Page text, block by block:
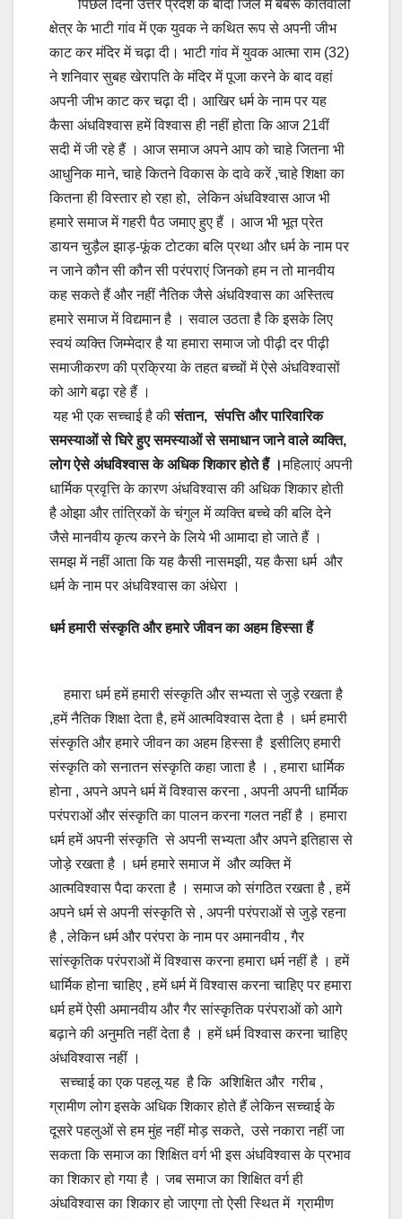
पिछले दिनों उत्तर प्रदेश के बांदा जिले में बबेरू कोतवाली
क्षेत्र के भाटी गांव में एक युवक ने कथित रूप से अपनी जीभ
काट कर मंदिर में चढ़ा दी। भाटी गांव में युवक आत्मा राम (32)
ने शनिवार सुबह खेरापति के मंदिर में पूजा करने के बाद वहां
अपनी जीभ काट कर चढ़ा दी। आखिर धर्म के नाम पर यह
कैसा अंधविश्वास हमें विश्वास ही नहीं होता कि आज 21वीं
सदी में जी रहे हैं । आज समाज अपने आप को चाहे जितना भी
आधुनिक माने, चाहे कितने विकास के दावे करें ,चाहे शिक्षा का
कितना ही विस्तार हो रहा हो, लेकिन अंधविश्वास आज भी
हमारे समाज में गहरी पैठ जमाए हुए हैं । आज भी भूत प्रेत
डायन चुड़ैल झाड़-फूंक टोटका बलि प्रथा और धर्म के नाम पर
न जाने कौन सी कौन सी परंपराएं जिनको हम न तो मानवीय
कह सकते हैं और नहीं नैतिक जैसे अंधविश्वास का अस्तित्व
हमारे समाज में विद्यमान है । सवाल उठता है कि इसके लिए
स्वयं व्यक्ति जिम्मेदार है या हमारा समाज जो पीढ़ी दर पीढ़ी
समाजीकरण की प्रक्रिया के तहत बच्चों में ऐसे अंधविश्वासों
को आगे बढ़ा रहे हैं ।
यह भी एक सच्चाई है कीसंतान, संपत्ति और पारिवारिक
समस्याओं से घिरे हुए समस्याओं से समाधान जाने वाले व्यक्ति,
लोग ऐसे अंधविश्वास के अधिक शिकार होते हैं ।महिलाएं अपनी
धार्मिक प्रवृत्ति के कारण अंधविश्वास की अधिक शिकार होती
है ओझा और तांत्रिकों के चंगुल में व्यक्ति बच्चे की बलि देने
जैसे मानवीय कृत्य करने के लिये भी आमादा हो जाते हैं ।
समझ में नहीं आता कि यह कैसी नासमझी, यह कैसा धर्म और
धर्म के नाम पर अंधविश्वास का अंधेरा ।
धर्म हमारी संस्कृति और हमारे जीवन का अहम हिस्सा हैं
हमारा धर्म हमें हमारी संस्कृति और सभ्यता से जुड़े रखता है
,हमें नैतिक शिक्षा देता है, हमें आत्मविश्वास देता है । धर्म हमारी
संस्कृति और हमारे जीवन का अहम हिस्सा है इसीलिए हमारी
संस्कृति को सनातन संस्कृति कहा जाता है । , हमारा धार्मिक
होना , अपने अपने धर्म में विश्वास करना , अपनी अपनी धार्मिक
परंपराओं और संस्कृति का पालन करना गलत नहीं है । हमारा
धर्म हमें अपनी संस्कृति से अपनी सभ्यता और अपने इतिहास से
जोड़े रखता है । धर्म हमारे समाज में और व्यक्ति में
आत्मविश्वास पैदा करता है । समाज को संगठित रखता है , हमें
अपने धर्म से अपनी संस्कृति से , अपनी परंपराओं से जुड़े रहना
है , लेकिन धर्म और परंपरा के नाम पर अमानवीय , गैर
सांस्कृतिक परंपराओं में विश्वास करना हमारा धर्म नहीं है । हमें
धार्मिक होना चाहिए , हमें धर्म में विश्वास करना चाहिए पर हमारा
धर्म हमें ऐसी अमानवीय और गैर सांस्कृतिक परंपराओं को आगे
बढ़ाने की अनुमति नहीं देता है । हमें धर्म विश्वास करना चाहिए
अंधविश्वास नहीं ।
सच्चाई का एक पहलू यह है कि अशिक्षित और गरीब ,
ग्रामीण लोग इसके अधिक शिकार होते हैं लेकिन सच्चाई के
दूसरे पहलुओं से हम मुंह नहीं मोड़ सकते, उसे नकारा नहीं जा
सकता कि समाज का शिक्षित वर्ग भी इस अंधविश्वास के प्रभाव
का शिकार हो गया है । जब समाज का शिक्षित वर्ग ही
अंधविश्वास का शिकार हो जाएगा तो ऐसी स्थित में ग्रामीण